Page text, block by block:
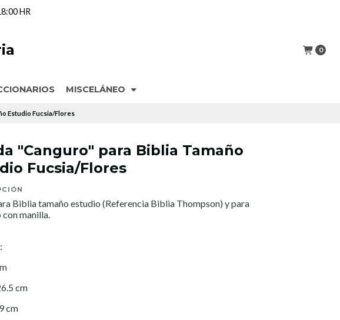
0
MISCELÁNEO
Estudio Fucsia/Flores
"Canguro" para Biblia Tamaño
Fucsia/Flores
Biblia tamaño estudio (Referencia Biblia Thompson) y para
manilla.
:
cm
cm